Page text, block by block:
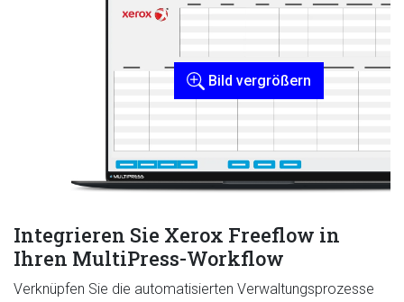
Integrieren Sie Xerox Freeflow in
Ihren MultiPress-Workflow
Verknüpfen Sie die automatisierten Verwaltungsprozesse
Bild vergrößern